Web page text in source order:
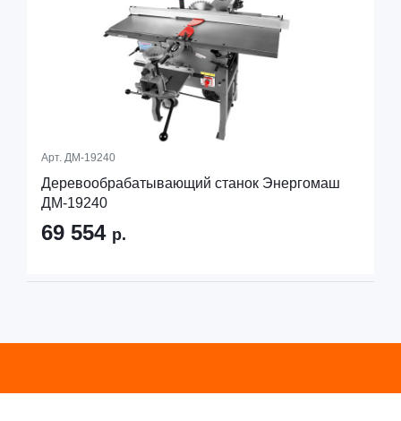
Арт. ДМ-19240
Деревообрабатывающий станок Энергомаш
ДМ-19240
69 554 р.